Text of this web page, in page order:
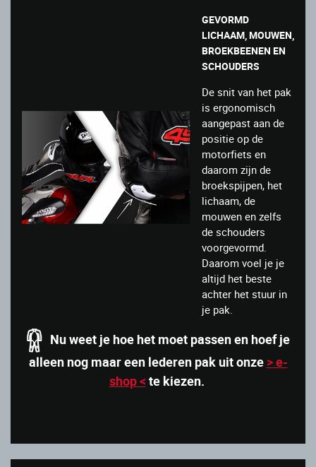
GEVORMD
LICHAAM, MOUWEN,
BROEKBEENEN EN
SCHOUDERS
De snit van het pak
is ergonomisch
aangepast aan de
positie op de
motorfiets en
daarom zijn de
broekspijpen, het
lichaam, de
mouwen en zelfs
de schouders
voorgevormd.
Daarom voel je je
altijd het beste
achter het stuur in
je pak.
Nu weet je hoe het moet passen en hoef je
alleen nog maar een lederen pak uit onze > e-
shop < te kiezen.